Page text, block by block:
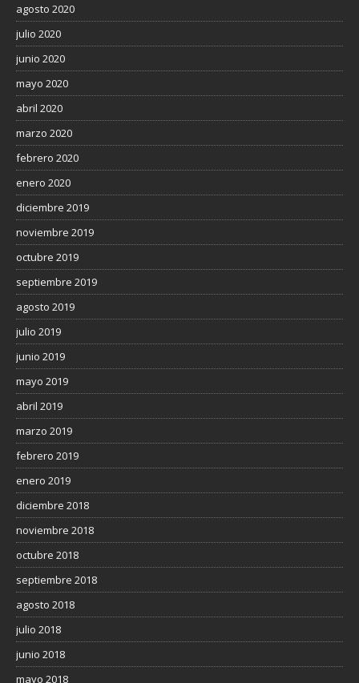
agosto 2020
julio 2020
junio 2020
mayo 2020
abril 2020
marzo 2020
febrero 2020
enero 2020
diciembre 2019
noviembre 2019
octubre 2019
septiembre 2019
agosto 2019
julio 2019
junio 2019
mayo 2019
abril 2019
marzo 2019
febrero 2019
enero 2019
diciembre 2018
noviembre 2018
octubre 2018
septiembre 2018
agosto 2018
julio 2018
junio 2018
mayo 2018